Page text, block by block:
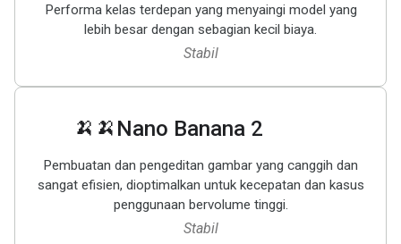
Performa kelas terdepan yang menyaingi model yang
lebih besar dengan sebagian kecil biaya.
Stabil
🍌🍌 Nano Banana 2
Pembuatan dan pengeditan gambar yang canggih dan
sangat efisien, dioptimalkan untuk kecepatan dan kasus
penggunaan bervolume tinggi.
Stabil